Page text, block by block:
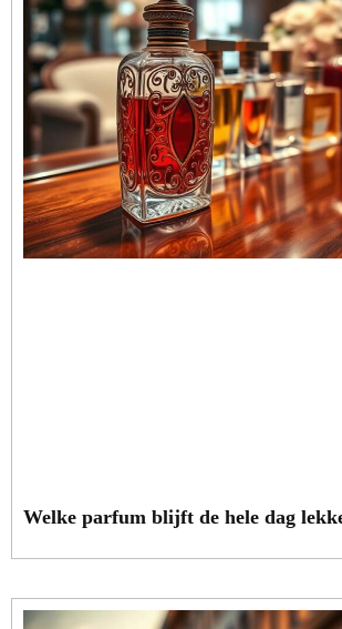
Welke parfum blijft de hele dag